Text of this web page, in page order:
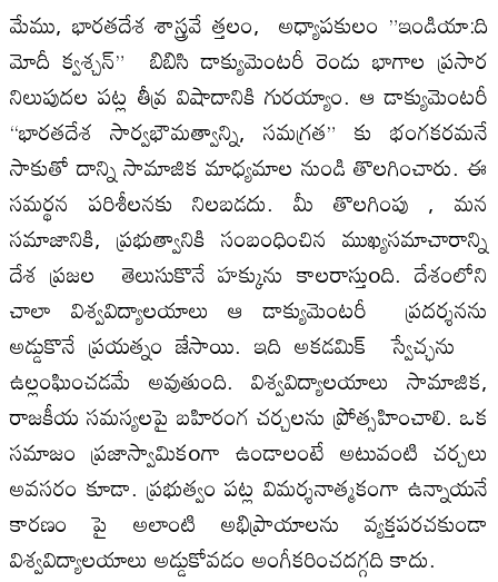
మేము, భారతదేశ శాస్త్రవే త్తలం, అధ్యాపకులం ”ఇండియా:ది
మోదీ క్వశ్చన్” బిబిసి డాక్యుమెంటరీ రెండు భాగాల ప్రసార
నిలుపుదల పట్ల తీవ్ర విషాదానికి గురయ్యాం. ఆ డాక్యుమెంటరీ
“భారతదేశ సార్వభౌమత్వాన్ని, సమగ్రత” కు భంగకరమనే
సాకుతో దాన్ని సామాజిక మాధ్యమాల నుండి తొలగించారు. ఈ
సమర్థన పరిశీలనకు నిలబడదు. మీ తొలగింపు , మన
సమాజానికి, ప్రభుత్వానికి సంబంధించిన ముఖ్యసమాచారాన్ని
దేశ ప్రజల తెలుసుకొనే హక్కును కాలరాస్తుoది. దేశంలోని
చాలా విశ్వవిద్యాలయాలు ఆ డాక్యుమెంటరీ ప్రదర్శనను
అడ్డుకొనే ప్రయత్నం జేసాయి. ఇది అకడమిక్ స్వేచ్ఛను
ఉల్లంఘించడమే అవుతుంది. విశ్వవిద్యాలయాలు సామాజిక,
రాజకీయ సమస్యలపై బహిరంగ చర్చలను ప్రోత్సహించాలి. ఒక
సమాజం ప్రజాస్వామికoగా ఉండాలంటే అటువంటి చర్చలు
అవసరం కూడా. ప్రభుత్వం పట్ల విమర్శనాత్మకంగా ఉన్నాయనే
కారణం పై అలాంటి అభిప్రాయాలను వ్యక్తపరచకుండా
విశ్వవిద్యాలయాలు అడ్డుకోవడం అంగీకరించదగ్గది కాదు.